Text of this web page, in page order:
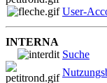
User-
INTERNA
Suche